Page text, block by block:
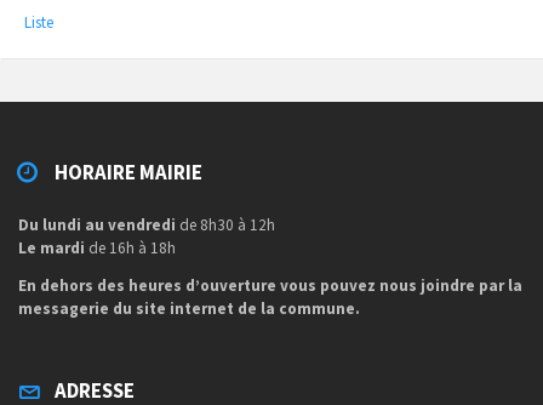
Liste
HORAIRE MAIRIE
Du lundi au vendredi de 8h30 à 12h
Le mardi de 16h à 18h
En dehors des heures d’ouverture vous pouvez nous joindre par la
messagerie du site internet de la commune.
ADRESSE